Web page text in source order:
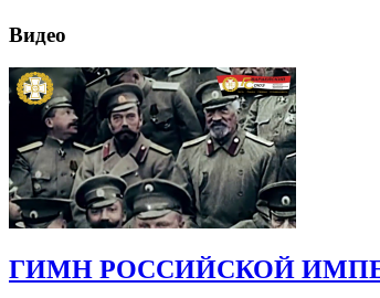
Видео
ГИМН РОССИЙСКОЙ